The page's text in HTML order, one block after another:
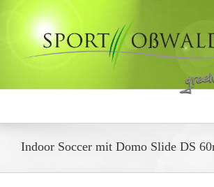
Indoor Soccer mit Domo Slide DS